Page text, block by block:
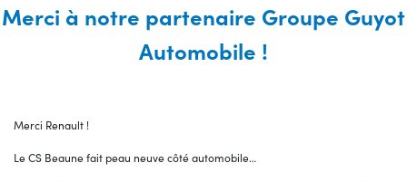
Merci à notre partenaire Groupe Guyot
Automobile !
Merci Renault !
Le CS Beaune fait peau neuve côté automobile…